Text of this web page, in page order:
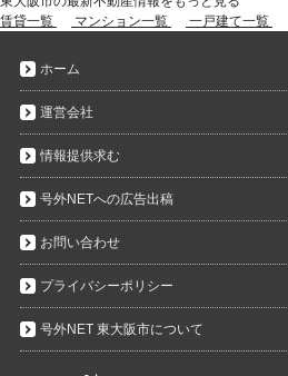
賃貸一覧
マンション一覧 一戸建て一覧
ホーム
運営会社
情報提供求む
号外NETへの広告出稿
お問い合わせ
プライバシーポリシー
号外NET 東大阪市について